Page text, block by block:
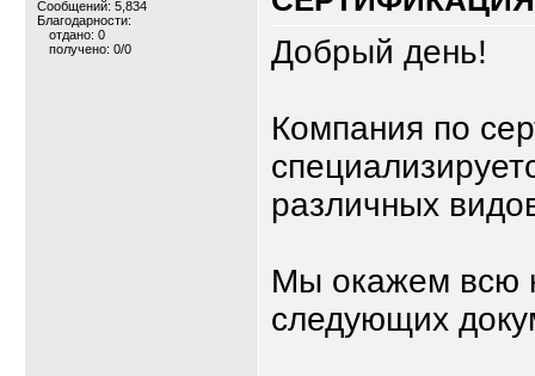
Сообщений: 5,834
Благодарности:
отдано: 0
получено: 0/0
Добрый день!
Компания по
различных
Мы окажем всю
следующих